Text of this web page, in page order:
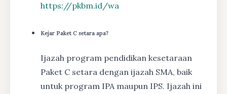
https://pkbm.id/wa
Kejar Paket C setara apa?
Ijazah program pendidikan kesetaraan
Paket C setara dengan ijazah SMA, baik
untuk program IPA maupun IPS. Ijazah ini